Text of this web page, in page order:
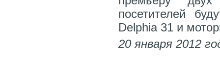
посетителей
Delphia 31 и
20 января 2012